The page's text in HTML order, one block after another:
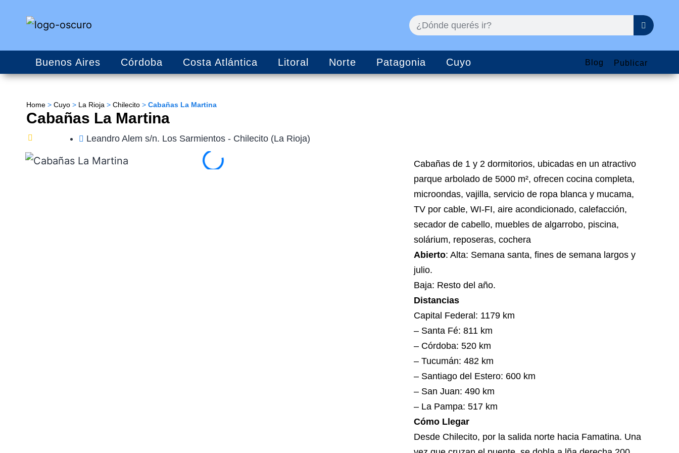
Buenos Aires Córdoba Costa Atlántica Litoral Norte Patagonia Cuyo Blog Publicar
Home > Cuyo > La Rioja > Chilecito > Cabañas La Martina
Cabañas La Martina
Leandro Alem s/n. Los Sarmientos - Chilecito (La Rioja)
Cabañas de 1 y 2 dormitorios, ubicadas en un atractivo
parque arbolado de 5000 m², ofrecen cocina completa,
microondas, vajilla, servicio de ropa blanca y mucama,
TV por cable, WI-FI, aire acondicionado, calefacción,
secador de cabello, muebles de algarrobo, piscina,
solárium, reposeras, cochera
Abierto: Alta: Semana santa, fines de semana largos y
julio.
Baja: Resto del año.
Distancias
Capital Federal: 1179 km
– Santa Fé: 811 km
– Córdoba: 520 km
– Tucumán: 482 km
– Santiago del Estero: 600 km
– San Juan: 490 km
– La Pampa: 517 km
Cómo Llegar
Desde Chilecito, por la salida norte hacia Famatina. Una